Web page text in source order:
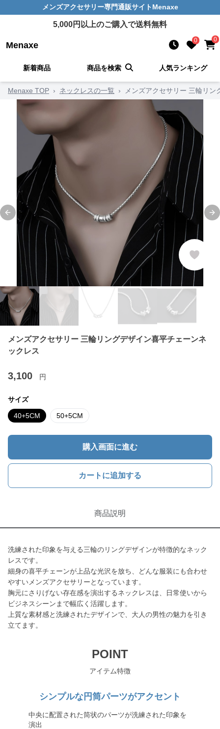
メンズアクセサリー専門通販サイト Menaxe
5,000円以上のご購入で送料無料
Menaxe 0 0
新着商品 商品を検索 人気ランキング
Menaxe TOP › ネックレスの一覧 › メンズアクセサリー 三輪リ
Previous slide
メンズアクセサリー 三輪リングデザイン喜平チェーンネ
ックレス
3,100 円
サイズ
40+5CM 50+5CM
購入画面に進む
カートに追加する
商品説明
洗練された印象を与える三輪のリングデザインが特徴的なネック
レスです。
細身の喜平チェーンが上品な光沢を放ち、どんな服装にも合わせ
やすいメンズアクセサリーとなっています。
胸元にさりげない存在感を演出するネックレスは、日常使いから
ビジネスシーンまで幅広く活躍します。
上質な素材感と洗練されたデザインで、大人の男性の魅力を引き
立てます。
POINT
アイテム特徴
シンプルな円筒パーツがアクセント
中央に配置された筒状のパーツが洗練された印象を
演出